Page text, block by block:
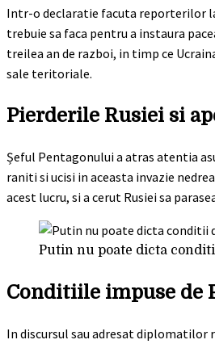
Intr-o declaratie facuta reporterilor la
trebuie sa faca pentru a instaura
treilea an de razboi, in timp ce
sale teritoriale.
Pierderile Rusiei si
Șeful Pentagonului a atras atentia
raniti si ucisi in aceasta invazie
acest lucru, si a cerut Rusiei sa
Putin nu poate dicta
Conditiile impuse de
In discursul sau adresat diplomatilor